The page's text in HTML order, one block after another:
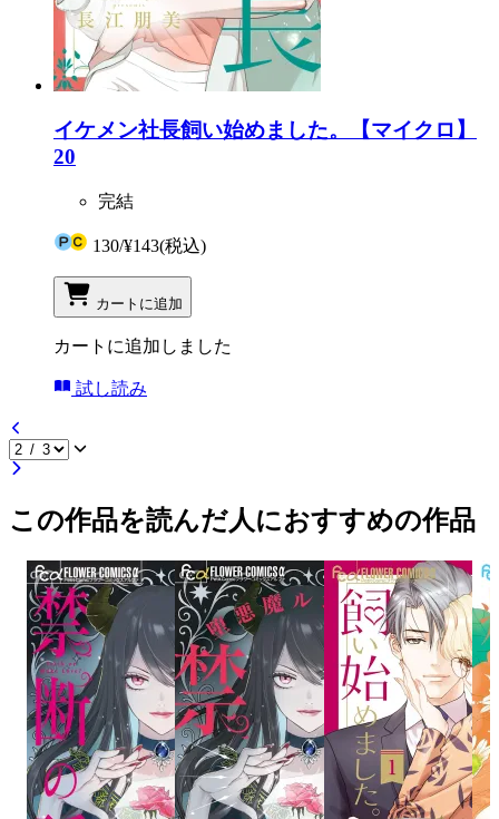
イケメン社長飼い始めました。【マイクロ】
20
完結
130/¥143(税込)
カートに追加
カートに追加しました
試し読み
この作品を読んだ人におすすめの作品